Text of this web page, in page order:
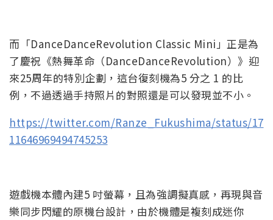
而「DanceDanceRevolution Classic Mini」正是為
了慶祝《熱舞革命（DanceDanceRevolution）》迎
來25周年的特別企劃，這台復刻機為5 分之 1 的比
例，不過透過手持照片的對照還是可以發現並不小。
https://twitter.com/Ranze_Fukushima/status/17
11646969494745253
遊戲機本體內建5 吋螢幕，且為強調擬真感，再現與音
樂同步閃耀的原機台設計，由於機體是複刻成迷你